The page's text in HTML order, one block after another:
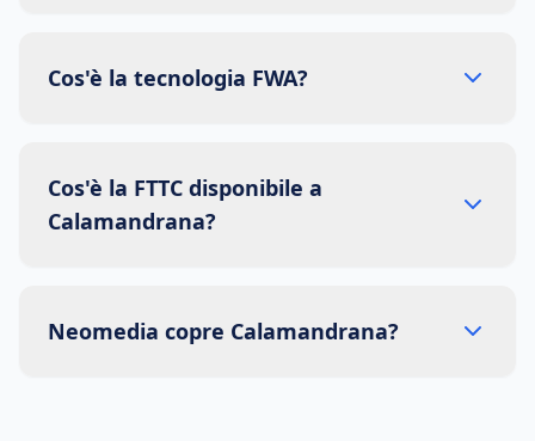
Cos'è la tecnologia FWA?
Cos'è la FTTC disponibile a
Calamandrana?
Neomedia copre Calamandrana?